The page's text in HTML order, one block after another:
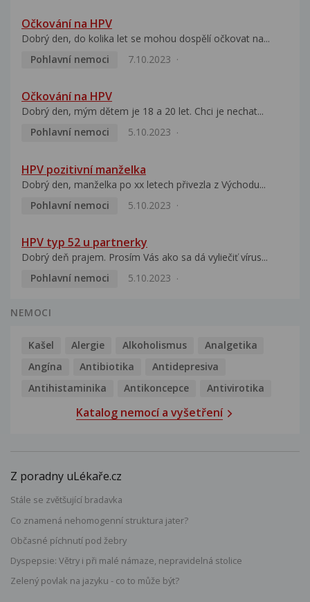
Očkování na HPV
Dobrý den, do kolika let se mohou dospělí očkovat na...
Pohlavní nemoci
7.10.2023
Očkování na HPV
Dobrý den, mým dětem je 18 a 20 let. Chci je nechat...
Pohlavní nemoci
5.10.2023
HPV pozitivní manželka
Dobrý den, manželka po xx letech přivezla z Východu...
Pohlavní nemoci
5.10.2023
HPV typ 52 u partnerky
Dobrý deň prajem. Prosím Vás ako sa dá vyliečiť vírus...
Pohlavní nemoci
5.10.2023
NEMOCI
Kašel Alergie Alkoholismus
Analgetika
Angína
Antibiotika
Antidepresiva
Antihistaminika
Antikoncepce Antivirotika
Katalog nemocí a vyšetření
Z poradny uLékaře.cz
Stále se zvětšující bradavka
Co znamená nehomogenní struktura jater?
Občasné píchnutí pod žebry
Dyspepsie: Větry i při malé námaze, nepravidelná stolice
Zelený povlak na jazyku - co to může být?